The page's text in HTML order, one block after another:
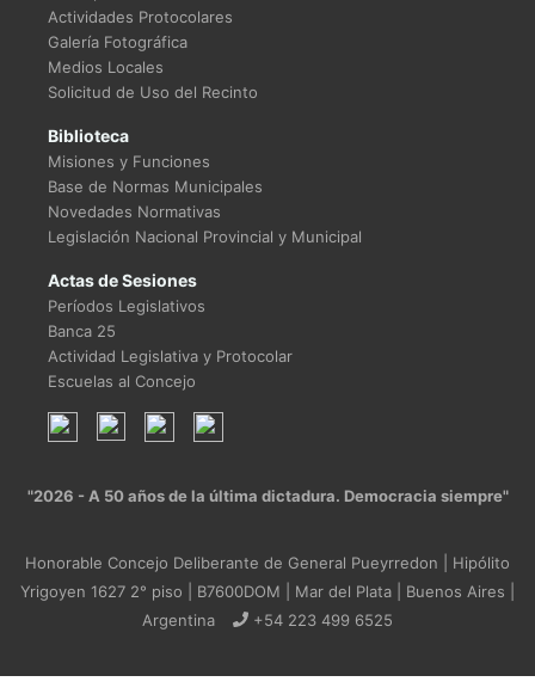
Actividades Protocolares
Galería Fotográfica
Medios Locales
Solicitud de Uso del Recinto
Biblioteca
Misiones y Funciones
Base de Normas Municipales
Novedades Normativas
Legislación Nacional Provincial y Municipal
Actas de Sesiones
Períodos Legislativos
Banca 25
Actividad Legislativa y Protocolar
Escuelas al Concejo
"2026 - A 50 años de la última dictadura. Democracia siempre"
Honorable Concejo Deliberante de General Pueyrredon | Hipólito
Yrigoyen 1627 2° piso | B7600DOM | Mar del Plata | Buenos Aires |
Argentina
+54 223 499 6525